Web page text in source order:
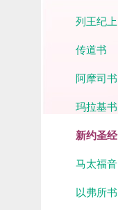
列王纪上
传道书
阿摩司书
玛拉基书
新约圣经
马太福音
以弗所书